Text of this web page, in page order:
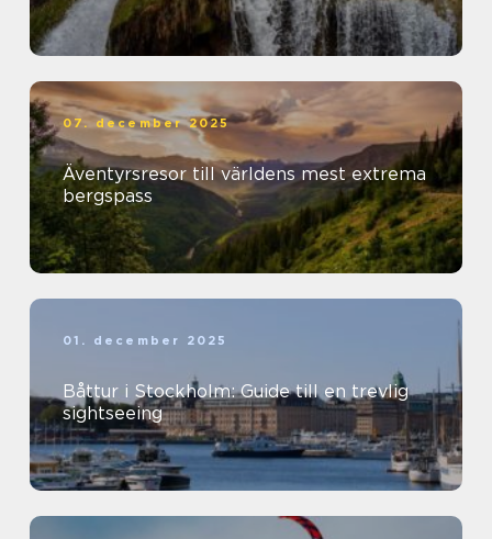
07. december 2025
Äventyrsresor till världens mest extrema
bergspass
01. december 2025
Båttur i Stockholm: Guide till en trevlig
sightseeing